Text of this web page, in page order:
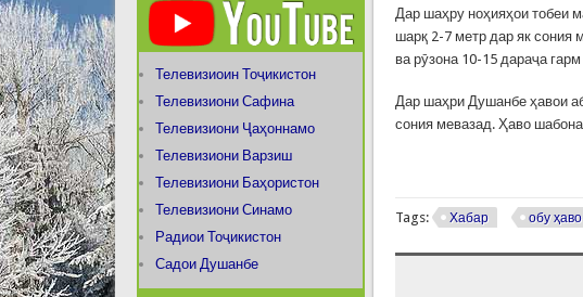
Дар шаҳру ноҳияҳои тобеи
шарқ 2-7 метр дар як сония
ва рӯзона 10-15 дараҷа
Дар шаҳри Душанбе ҳавои
сония мевазад. Ҳаво
Tags: Хабар обу ҳаво
Телевизиоин Тоҷикистон
Телевизиони Сафина
Телевизиони Ҷаҳоннамо
Телевизиони Варзиш
Телевизиони Баҳористон
Телевизиони Синамо
Радиои Тоҷикистон
Садои Душанбе